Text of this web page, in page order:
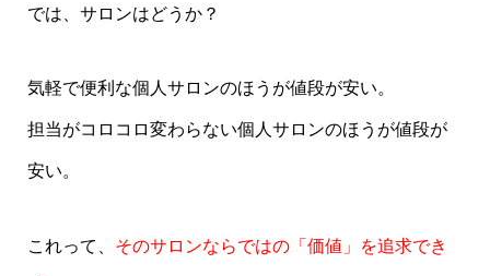
では、サロンはどうか？
気軽で便利な個人サロンのほうが値段が安い。
担当がコロコロ変わらない個人サロンのほうが値段が
安い。
これって、 そのサロンならではの「価値」を追求でき